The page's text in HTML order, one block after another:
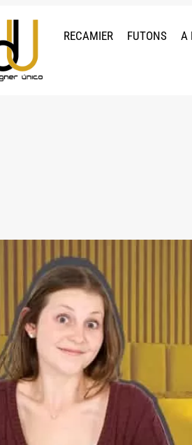
RECAMIER FUTONS A